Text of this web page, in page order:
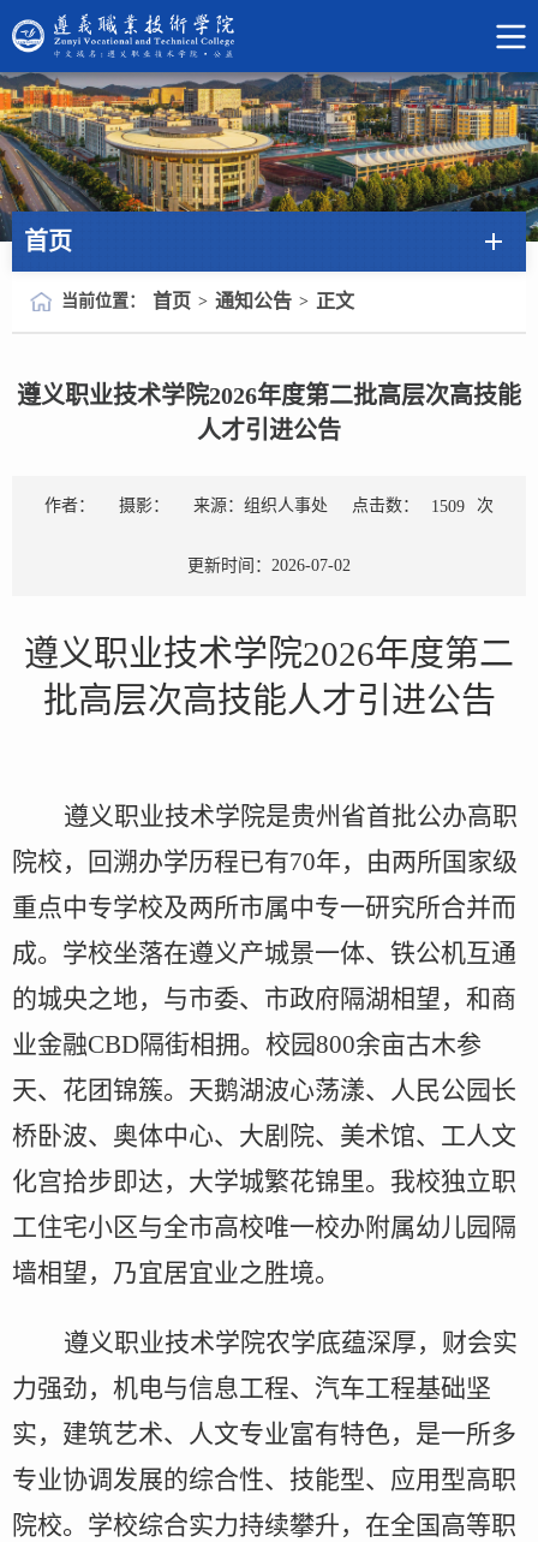
首页
当前位置： 首页 > 通知公告 > 正文
遵义职业技术学院2026年度第二批高层次高技能
人才引进公告
作者： 摄影： 来源：组织人事处 点击数： 1509 次
更新时间：2026-07-02
遵义职业技术学院2026年度第二
批高层次高技能人才引进公告
遵义职业技术学院是贵州省首批公办高职
院校，回溯办学历程已有70年，由两所国家级
重点中专学校及两所市属中专一研究所合并而
成。学校坐落在遵义产城景一体、铁公机互通
的城央之地，与市委、市政府隔湖相望，和商
业金融CBD隔街相拥。校园800余亩古木参
天、花团锦簇。天鹅湖波心荡漾、人民公园长
桥卧波、奥体中心、大剧院、美术馆、工人文
化宫拾步即达，大学城繁花锦里。我校独立职
工住宅小区与全市高校唯一校办附属幼儿园隔
墙相望，乃宜居宜业之胜境。
遵义职业技术学院农学底蕴深厚，财会实
力强劲，机电与信息工程、汽车工程基础坚
实，建筑艺术、 人文专业富有特色， 是一所多
专业协调发展的综合性、技能型、应用型高职
院校。学校综合实力持续攀升，在全国高等职